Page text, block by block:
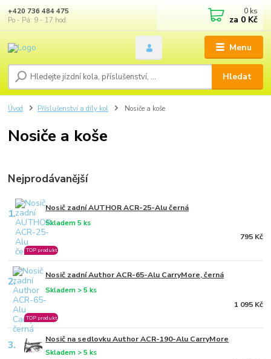
Menu
Hledat
+420 736 484 475
Po - Pá: 9 - 17 hod.
0 ks
za 0 Kč
Úvod Příslušenství a díly kol Nosiče a koše
Nosiče a koše
Nejprodávanější
1. Nosič zadní AUTHOR ACR-25-Alu černá
Skladem 5 ks
TOP produkt
795 Kč
2. Nosič zadní Author ACR-65-Alu CarryMore, černá
Skladem > 5 ks
TOP produkt
1 095 Kč
3. Nosič na sedlovku Author ACR-190-Alu CarryMore
Skladem > 5 ks